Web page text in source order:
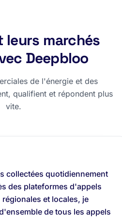
leurs marchés
Deepbloo
de l'énergie et des
qualifient et répondent plus
vite.
collectées quotidiennement
des plateformes d'appels
et locales, je
de tous les appels